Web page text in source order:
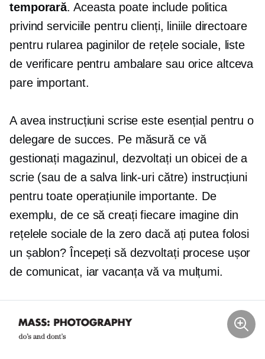
temporară. Aceasta poate include politica
privind serviciile pentru clienți, liniile directoare
pentru rularea paginilor de rețele sociale, liste
de verificare pentru ambalare sau orice altceva
pare important.
A avea instrucțiuni scrise este esențial pentru o
delegare de succes. Pe măsură ce vă
gestionați magazinul, dezvoltați un obicei de a
scrie (sau de a salva link-uri către) instrucțiuni
pentru toate operațiunile importante. De
exemplu, de ce să creați fiecare imagine din
rețelele sociale de la zero dacă ați putea folosi
un șablon? Începeți să dezvoltați procese ușor
de comunicat, iar vacanța vă va mulțumi.